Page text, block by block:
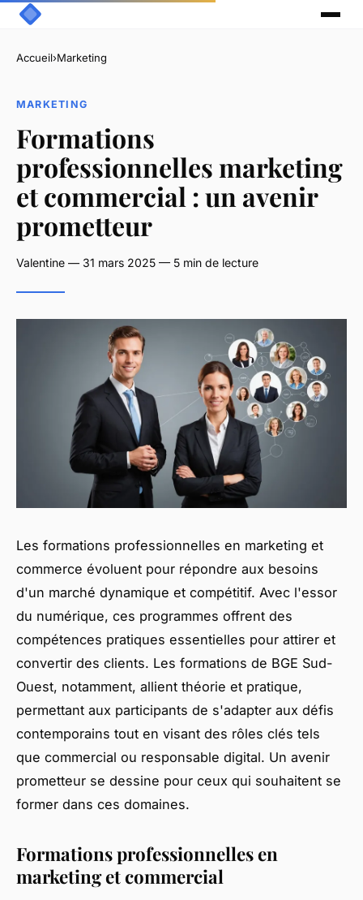
Accueil›Marketing
MARKETING
Formations
professionnelles marketing
et commercial : un avenir
prometteur
Valentine — 31 mars 2025 — 5 min de lecture
Les formations professionnelles en marketing et
commerce évoluent pour répondre aux besoins
d'un marché dynamique et compétitif. Avec l'essor
du numérique, ces programmes offrent des
compétences pratiques essentielles pour attirer et
convertir des clients. Les formations de BGE Sud-
Ouest, notamment, allient théorie et pratique,
permettant aux participants de s'adapter aux défis
contemporains tout en visant des rôles clés tels
que commercial ou responsable digital. Un avenir
prometteur se dessine pour ceux qui souhaitent se
former dans ces domaines.
Formations professionnelles en
marketing et commercial